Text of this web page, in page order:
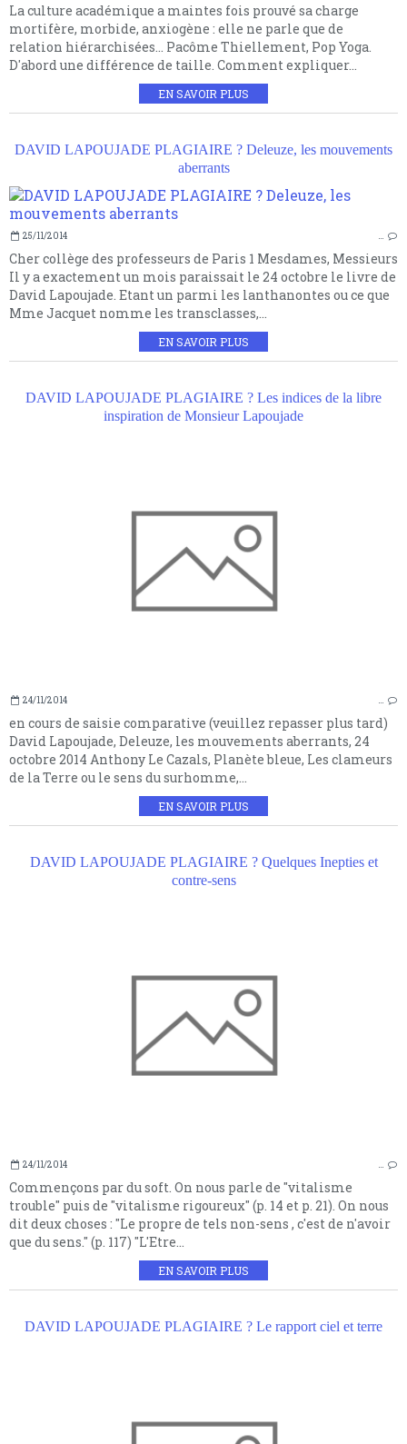
La culture académique a maintes fois prouvé sa charge
mortifère, morbide, anxiogène : elle ne parle que de
relation hiérarchisées... Pacôme Thiellement, Pop Yoga.
D'abord une différence de taille. Comment expliquer...
EN SAVOIR PLUS
DAVID LAPOUJADE PLAGIAIRE ? Deleuze, les mouvements
aberrants
25/11/2014
Cher collège des professeurs de Paris 1 Mesdames, Messieurs
Il y a exactement un mois paraissait le 24 octobre le livre de
David Lapoujade. Etant un parmi les lanthanontes ou ce que
Mme Jacquet nomme les transclasses,...
EN SAVOIR PLUS
DAVID LAPOUJADE PLAGIAIRE ? Les indices de la libre
inspiration de Monsieur Lapoujade
24/11/2014 …
en cours de saisie comparative (veuillez repasser plus tard)
David Lapoujade, Deleuze, les mouvements aberrants, 24
octobre 2014 Anthony Le Cazals, Planète bleue, Les clameurs
de la Terre ou le sens du surhomme,...
EN SAVOIR PLUS
DAVID LAPOUJADE PLAGIAIRE ? Quelques Inepties et
contre-sens
24/11/2014 …
Commençons par du soft. On nous parle de "vitalisme
trouble" puis de "vitalisme rigoureux" (p. 14 et p. 21). On nous
dit deux choses : "Le propre de tels non-sens , c'est de n'avoir
que du sens." (p. 117) "L'Etre...
EN SAVOIR PLUS
DAVID LAPOUJADE PLAGIAIRE ? Le rapport ciel et terre